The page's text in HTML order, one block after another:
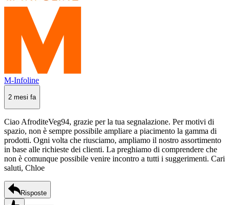
M-Infoline
2 mesi fa
Ciao AfroditeVeg94, grazie per la tua segnalazione. Per motivi di
spazio, non è sempre possibile ampliare a piacimento la gamma di
prodotti. Ogni volta che riusciamo, ampliamo il nostro assortimento
in base alle richieste dei clienti. La preghiamo di comprendere che
non è comunque possibile venire incontro a tutti i suggerimenti. Cari
saluti, Chloe
Risposte